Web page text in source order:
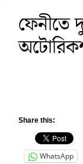
ফেনীতে
Share this:
WhatsApp